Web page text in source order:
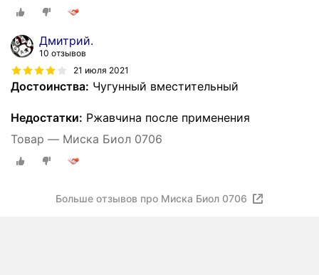
Дмитрий.
10 отзывов
21 июля 2021
Достоинства: Чугунный вместительный
Недостатки: Ржавчина после применения
Товар — Миска Биол 0706
Больше отзывов про Миска Биол 0706